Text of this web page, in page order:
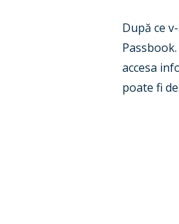
După ce
accesa
poate fi